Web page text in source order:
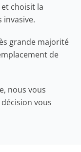
choisit la
grande majorité
de
nous vous
vous